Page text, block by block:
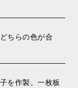
ちらの色が合
を作製。一枚板